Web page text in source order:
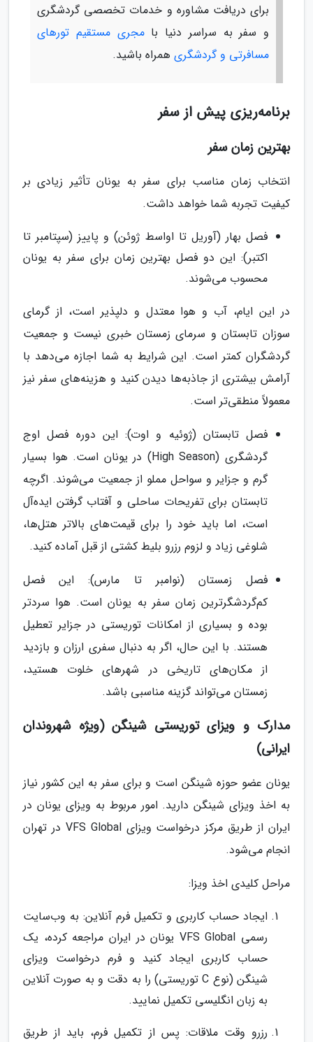
برای دریافت مشاوره و خدمات تخصصی گردشگری
و سفر به سراسر دنیا بامجری مستقیم تورهای
مسافرتی و گردشگری همراه باشید.
برنامه‌ریزی پیش از سفر
بهترین زمان سفر
انتخاب زمان مناسب برای سفر به یونان تأثیر زیادی بر
کیفیت تجربه شما خواهد داشت.
فصل بهار (آوریل تا اواسط ژوئن) و پاییز (سپتامبر تا
اکتبر): این دو فصل بهترین زمان برای سفر به یونان
محسوب می‌شوند.
در این ایام، آب و هوا معتدل و دلپذیر است، از گرمای
سوزان تابستان و سرمای زمستان خبری نیست و جمعیت
گردشگران کمتر است. این شرایط به شما اجازه می‌دهد با
آرامش بیشتری از جاذبه‌ها دیدن کنید و هزینه‌های سفر نیز
معمولاً منطقی‌تر است.
فصل تابستان (ژوئیه و اوت): این دوره فصل اوج
گردشگری (High Season) در یونان است. هوا بسیار
گرم و جزایر و سواحل مملو از جمعیت می‌شوند. اگرچه
تابستان برای تفریحات ساحلی و آفتاب گرفتن ایده‌آل
است، اما باید خود را برای قیمت‌های بالاتر هتل‌ها،
شلوغی زیاد و لزوم رزرو بلیط کشتی از قبل آماده کنید.
فصل زمستان (نوامبر تا مارس): این فصل
کم‌گردشگرترین زمان سفر به یونان است. هوا سردتر
بوده و بسیاری از امکانات توریستی در جزایر تعطیل
هستند. با این حال، اگر به دنبال سفری ارزان و بازدید
از مکان‌های تاریخی در شهرهای خلوت هستید،
زمستان می‌تواند گزینه مناسبی باشد.
مدارک و ویزای توریستی شینگن (ویژه شهروندان
ایرانی)
یونان عضو حوزه شینگن است و برای سفر به این کشور نیاز
به اخذ ویزای شینگن دارید. امور مربوط به ویزای یونان در
ایران از طریق مرکز درخواست ویزای VFS Global در تهران
انجام می‌شود.
مراحل کلیدی اخذ ویزا:
ایجاد حساب کاربری و تکمیل فرم آنلاین: به وب‌سایت
رسمی VFS Global یونان در ایران مراجعه کرده، یک
حساب کاربری ایجاد کنید و فرم درخواست ویزای
شینگن (نوع C توریستی) را به دقت و به صورت آنلاین
به زبان انگلیسی تکمیل نمایید.
رزرو وقت ملاقات: پس از تکمیل فرم، باید از طریق